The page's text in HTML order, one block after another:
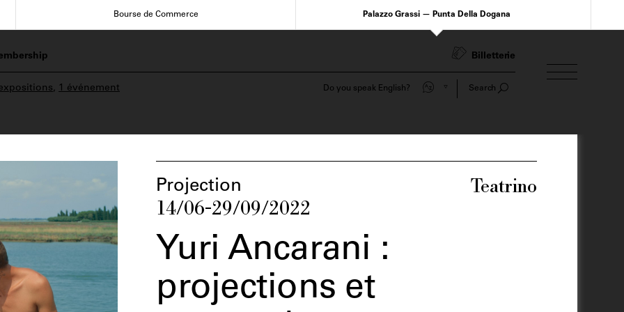
Bourse de Commerce Palazzo Grassi — Punta Della Dogana
Billetterie
, 1 événement Do you speak English? Search
Projection
14/06-29/09/2022
Teatrino
Yuri Ancarani :
projections et